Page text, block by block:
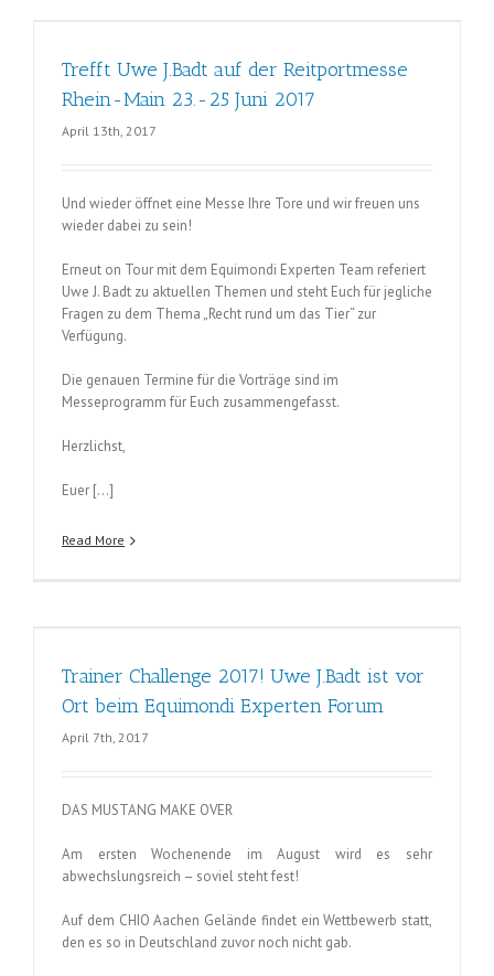
Trefft Uwe J.Badt auf der Reitportmesse
Rhein-Main 23.-25 Juni 2017
April 13th, 2017
Und wieder öffnet eine Messe Ihre Tore und wir freuen uns
wieder dabei zu sein!
Erneut on Tour mit dem Equimondi Experten Team referiert
Uwe J. Badt zu aktuellen Themen und steht Euch für jegliche
Fragen zu dem Thema „Recht rund um das Tier“ zur
Verfügung.
Die genauen Termine für die Vorträge sind im
Messeprogramm für Euch zusammengefasst.
Herzlichst,
Euer […]
Read More
Trainer Challenge 2017! Uwe J.Badt ist vor
Ort beim Equimondi Experten Forum
April 7th, 2017
DAS MUSTANG MAKE OVER
Am ersten Wochenende im August wird es sehr
abwechslungsreich – soviel steht fest!
Auf dem CHIO Aachen Gelände findet ein Wettbewerb statt,
den es so in Deutschland zuvor noch nicht gab.